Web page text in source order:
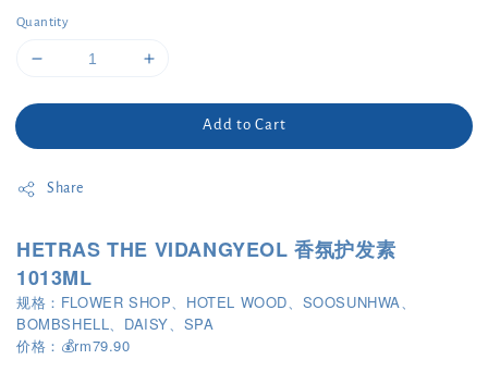
Quantity
Add to Cart
Share
HETRAS THE VIDANGYEOL 香氛护发素
1013ML
规格：FLOWER SHOP、HOTEL WOOD、SOOSUNHWA、
BOMBSHELL、DAISY、SPA
价格：💰rm79.90